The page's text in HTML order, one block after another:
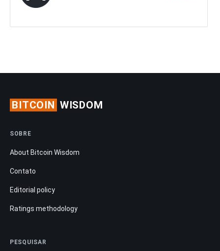
BITCOIN WISDOM
SOBRE
About Bitcoin Wisdom
Contato
Editorial policy
Ratings methodology
PESQUISAR